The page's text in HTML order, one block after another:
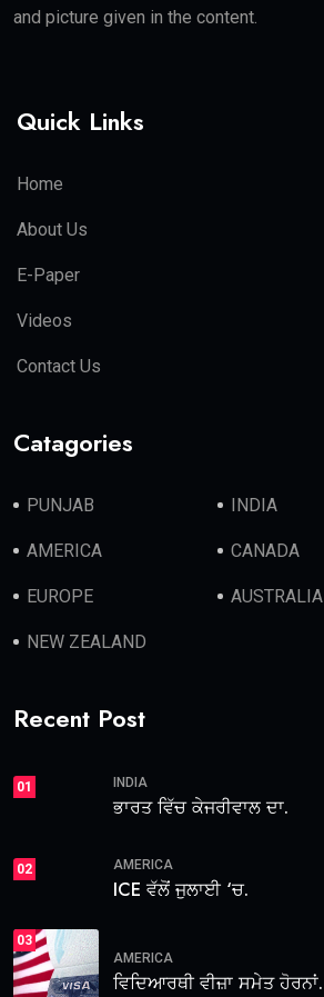
and picture given in the content.
Quick Links
Home
About Us
E-Paper
Videos
Contact Us
Catagories
PUNJAB INDIA
AMERICA CANADA
EUROPE AUSTRALIA
NEW ZEALAND
Recent Post
01 INDIA
ਭਾਰਤ ਵਿੱਚ ਕੇਜਰੀਵਾਲ ਦਾ.
02 AMERICA
ICE ਵੱਲੋਂ ਜੁਲਾਈ ‘ਚ.
03
AMERICA
ਵਿਦਿਆਰਥੀ ਵੀਜ਼ਾ ਸਮੇਤ ਹੋਰਨਾਂ.